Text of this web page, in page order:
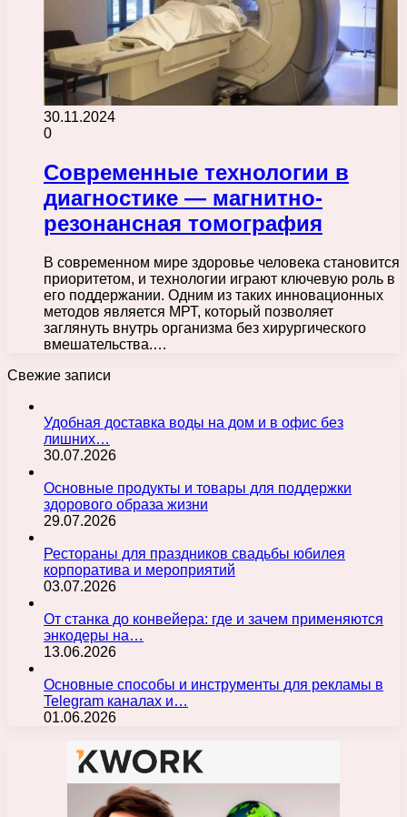
30.11.2024
0
Современные технологии в
диагностике — магнитно-
резонансная томография
В современном мире здоровье человека становится
приоритетом, и технологии играют ключевую роль в
его поддержании. Одним из таких инновационных
методов является МРТ, который позволяет
заглянуть внутрь организма без хирургического
вмешательства.…
Свежие записи
Удобная доставка воды на дом и в офис без
лишних…
30.07.2026
Основные продукты и товары для поддержки
здорового образа жизни
29.07.2026
Рестораны для праздников свадьбы юбилея
корпоратива и мероприятий
03.07.2026
От станка до конвейера: где и зачем применяются
энкодеры на…
13.06.2026
Основные способы и инструменты для рекламы в
Telegram каналах и…
01.06.2026